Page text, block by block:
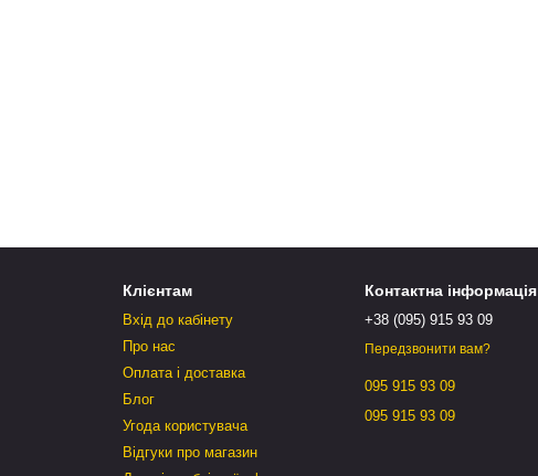
Клієнтам
Вхід до кабінету
Про нас
Оплата і доставка
Блог
Угода користувача
Відгуки про магазин
Контактна інформація
+38 (095) 915 93 09
Передзвонити вам?
095 915 93 09
095 915 93 09